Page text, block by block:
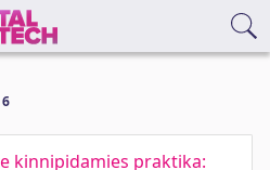
kinnipidamies praktika: